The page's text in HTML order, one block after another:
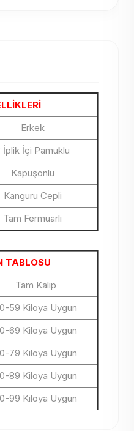
Erkek
İplik İçi Pamuklu
Kapüşonlu
Kanguru Cepli
Tam Fermuarlı
TABLOSU
Tam Kalıp
59 Kiloya Uygun
69 Kiloya Uygun
79 Kiloya Uygun
89 Kiloya Uygun
99 Kiloya Uygun